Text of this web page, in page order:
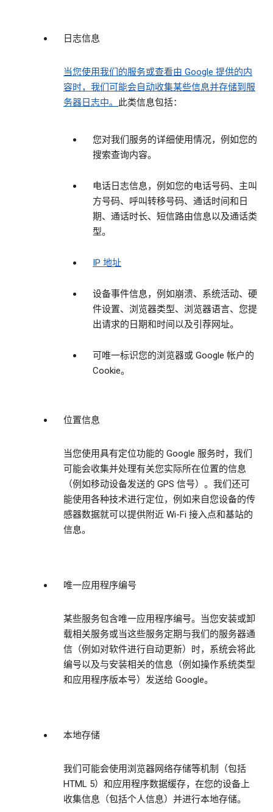
日志信息
当您使用我们的服务或查看由 Google 提供的内
容时，我们可能会自动收集某些信息并存储到服
务器日志中。 此类信息包括：
您对我们服务的详细使用情况，例如您的
搜索查询内容。
电话日志信息，例如您的电话号码、主叫
方号码、呼叫转移号码、通话时间和日
期、通话时长、短信路由信息以及通话类
型。
IP 地址
设备事件信息，例如崩溃、系统活动、硬
件设置、浏览器类型、浏览器语言、您提
出请求的日期和时间以及引荐网址。
可唯一标识您的浏览器或 Google 帐户的
Cookie。
位置信息
当您使用具有定位功能的 Google 服务时，我们
可能会收集并处理有关您实际所在位置的信息
（例如移动设备发送的 GPS 信号）。我们还可
能使用各种技术进行定位，例如来自您设备的传
感器数据就可以提供附近 Wi-Fi 接入点和基站的
信息。
唯一应用程序编号
某些服务包含唯一应用程序编号。当您安装或卸
载相关服务或当这些服务定期与我们的服务器通
信（例如对软件进行自动更新）时，系统会将此
编号以及与安装相关的信息（例如操作系统类型
和应用程序版本号）发送给 Google。
本地存储
我们可能会使用浏览器网络存储等机制（包括
HTML 5）和应用程序数据缓存，在您的设备上
收集信息（包括个人信息）并进行本地存储。